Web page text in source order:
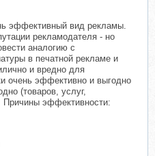
эффективный вид рекламы.
рекламодателя - но
аналогию с
в печатной рекламе и
и вредно для
очень эффективно и выгодно
(товаров, услуг,
Причины эффективности: